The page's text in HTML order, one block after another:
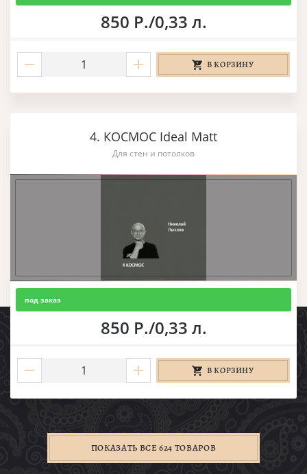
850 Р./0,33 л.
В КОРЗИНУ
4. КОСМОС Ideal Matt
Для стен и потолков
под заказ
850 Р./0,33 л.
В КОРЗИНУ
ПОКАЗАТЬ ВСЕ 624 ТОВАРОВ